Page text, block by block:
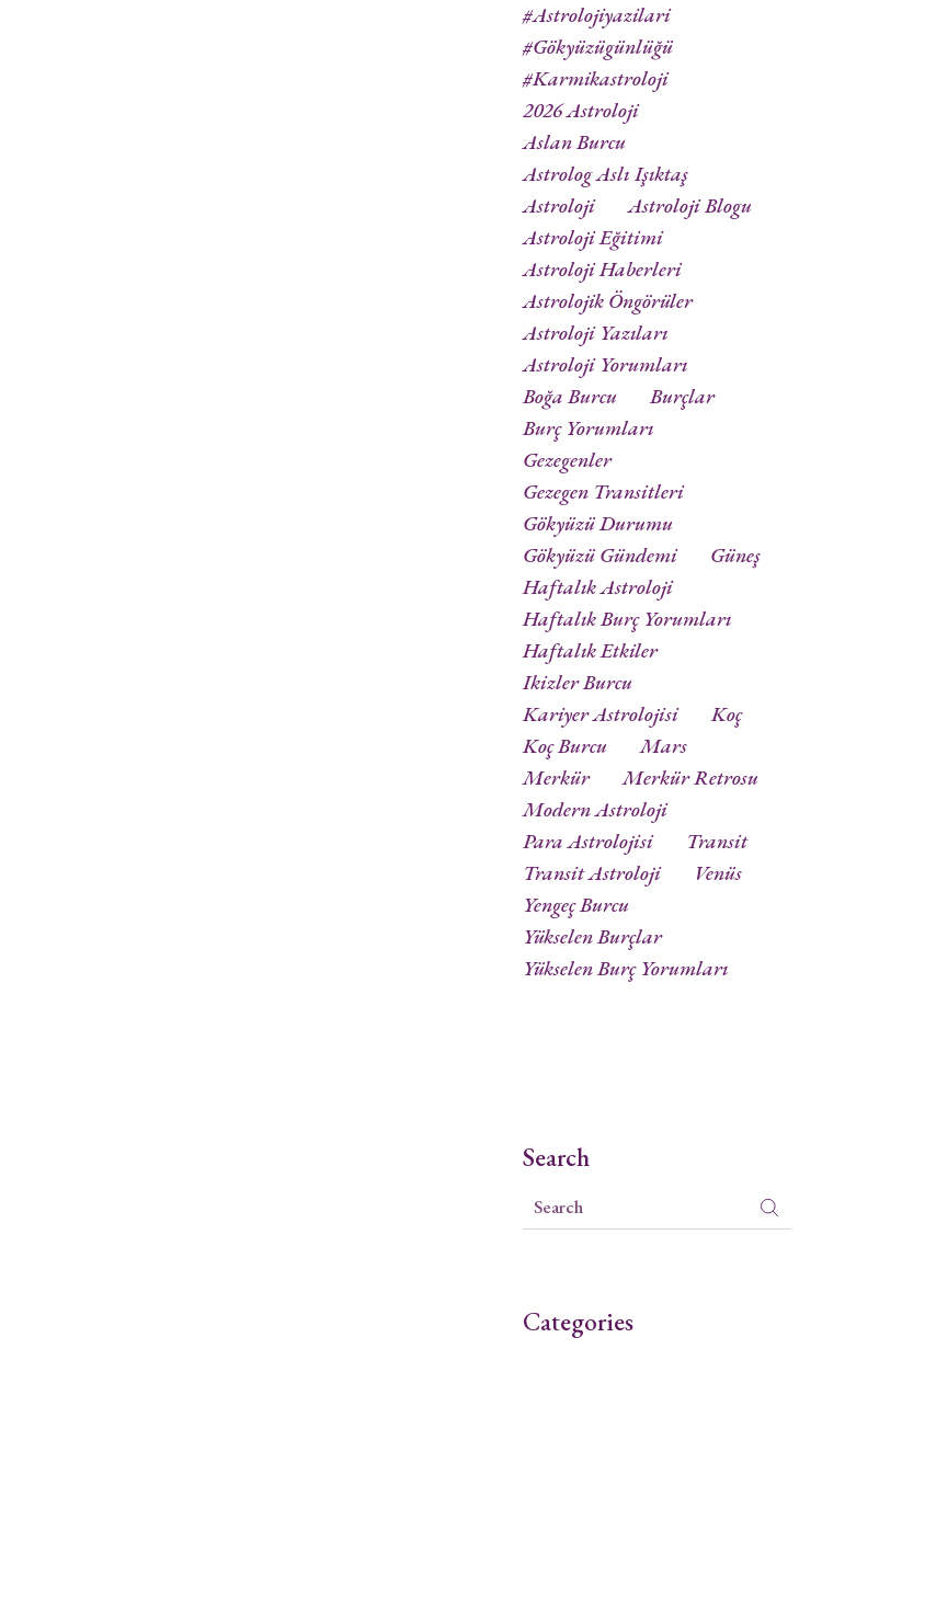
#astrolojiyazilari
#gökyüzügünlüğü
#karmikastroloji
2026 Astroloji
Aslan Burcu
Astrolog Aslı Işıktaş
Astroloji
Astroloji Blogu
Astroloji Eğitimi
Astroloji Haberleri
Astrolojik Öngörüler
Astroloji Yazıları
Astroloji Yorumları
Boğa Burcu
Burçlar
Burç Yorumları
Gezegenler
Gezegen Transitleri
Gökyüzü Durumu
Gökyüzü Gündemi
Güneş
Haftalık Astroloji
Haftalık Burç Yorumları
Haftalık Etkiler
Ikizler Burcu
Kariyer Astrolojisi
Koç
Koç Burcu
Mars
Merkür
Merkür Retrosu
Modern Astroloji
Para Astrolojisi
Transit
Transit Astroloji
Venüs
Yengeç Burcu
Yükselen Burçlar
Yükselen Burç Yorumları
Search
Categories